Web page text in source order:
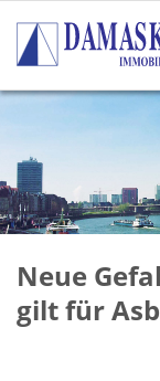
Neue
gilt für